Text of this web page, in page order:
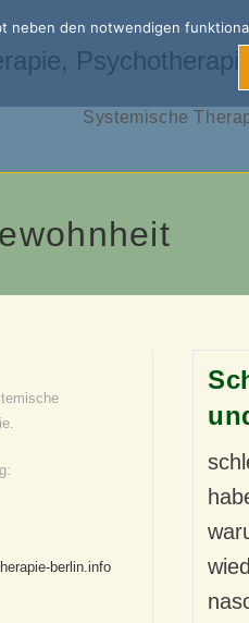
Systemische
berlin.info
neben den notwendigen